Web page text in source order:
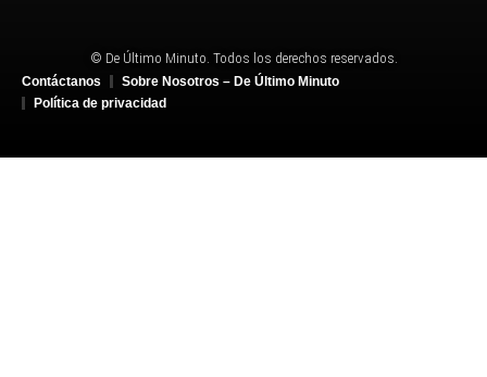
© De Último Minuto. Todos los derechos reservados.
Contáctanos
Sobre Nosotros – De Último Minuto
Política de privacidad